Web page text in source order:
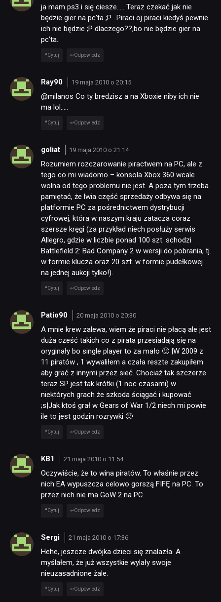
NEWSY
RECENZJE
PUBLICYSTYKA
KULTURA
ja mam ps3 i się ciesze….. Teraz czekać jak nie
będzie gier na pc’ta ;P….Piraci oj piraci kiedyś pewnie
ich nie będzie ;P dlaczego??,bo nie będzie gier na
pc’ta..
Cytuj Odpowiedz
Ray90 19 maja 2010 o 20:15
@milanos Co ty bredzisz a na Xboxie niby ich nie
ma lol…..
Cytuj Odpowiedz
goliat 19 maja 2010 o 21:14
Rozumiem rozczarowanie piractwem na PC, ale z
tego co mi wiadomo – konsola Xbox 360 wcale
wolna od tego problemu nie jest. A poza tym trzeba
pamiętać, że lwia część sprzedaży odbywa się na
platformie PC za pośrednictwem dystrybucji
cyfrowej, która w naszym kraju zatacza coraz
szersze kręgi (za przykład niech posłuży serwis
Allegro, gdzie w liczbie ponad 100 szt. schodzi
Battlefield 2: Bad Company 2 w wersji do pobrania, tj.
w formie klucza oraz 20 szt. w formie pudełkowej
na jednej aukcji tylko!).
Cytuj Odpowiedz
Patio90 20 maja 2010 o 20:30
A mnie krew zalewa, wiem że piraci nie płacą ale jest
duża cześć takich co z pirata przesiadają się na
oryginały bo single player to za mało 🙂 |W 2009 z
11 piratów , 1 wywaliłem a czała reszte zakupiłem
aby grać z innymi przez sieć. Chociaż tak szczerze
teraz SP jest tak krótki (1 noc czasami) w
niektórych grach że szkoda ściągać i kupować
;s|Jak ktoś grał w Gears of War 1/2 niech mi powie
ile to jest godzin rozrywki 🙂
Cytuj Odpowiedz
KB1 21 maja 2010 o 11:54
Oczywiście, że to wina piratów. To właśnie przez
nich EA wypuszcza celowo gorszą FIFĘ na PC. To
przez nich nie ma GoW 2 na PC.
Cytuj Odpowiedz
Sergi 21 maja 2010 o 17:36
Hehe, jeszcze dwójka dzieci się znalazła. A
myślałem, że już wszystkie wylały swoje
nieuzasadnione żale.
Cytuj Odpowiedz